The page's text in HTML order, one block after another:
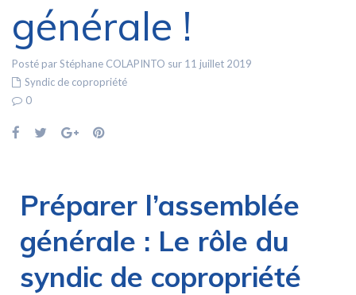
générale !
Posté par Stéphane COLAPINTO sur 11 juillet 2019
Syndic de copropriété
0
Préparer l’assemblée
générale : Le rôle du
syndic de copropriété